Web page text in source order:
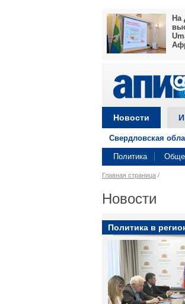
На
Новости
Свердловская
Политика
Главная страница /
Новости
Политика в